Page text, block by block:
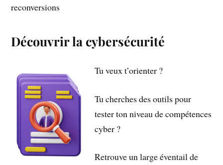
reconversions
Découvrir la cybersécurité
Tu veux t’orienter ?
Tu cherches des outils pour
tester ton niveau de compétences
cyber ?
Retrouve un large éventail de